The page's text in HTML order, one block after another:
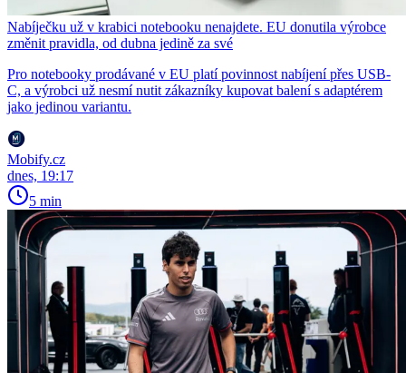
Nabíječku už v krabici notebooku nenajdete. EU donutila výrobce
změnit pravidla, od dubna jedině za své
Pro notebooky prodávané v EU platí povinnost nabíjení přes USB-
C, a výrobci už nesmí nutit zákazníky kupovat balení s adaptérem
jako jedinou variantu.
Mobify.cz
dnes, 19:17
5 min